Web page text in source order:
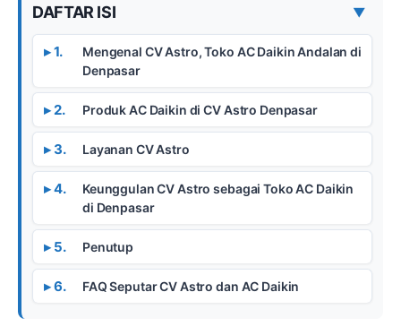
DAFTAR ISI ▼
Mengenal CV Astro, Toko AC Daikin Andalan di
Denpasar
Produk AC Daikin di CV Astro Denpasar
Layanan CV Astro
Keunggulan CV Astro sebagai Toko AC Daikin
di Denpasar
Penutup
FAQ Seputar CV Astro dan AC Daikin